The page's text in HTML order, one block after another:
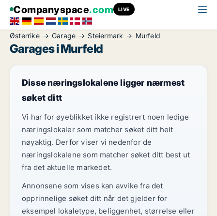
Companyspace.com LIVE
Østerrike Garage Steiermark Murfeld
Garages i Murfeld
Disse næringslokalene ligger nærmest
søket ditt
Vi har for øyeblikket ikke registrert noen ledige
næringslokaler som matcher søket ditt helt
nøyaktig. Derfor viser vi nedenfor de
næringslokalene som matcher søket ditt best ut
fra det aktuelle markedet.
Annonsene som vises kan avvike fra det
opprinnelige søket ditt når det gjelder for
eksempel lokaletype, beliggenhet, størrelse eller